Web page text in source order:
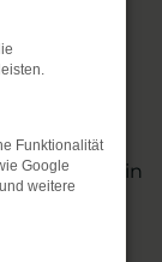
zudem an
und
oder ein
Funktionalität
Google
weitere